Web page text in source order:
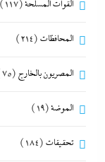
القوات المسلحة(117)
المحافظات (214)
المصريون بالخارج (75)
الموضة(19)
تحقيقات (184)